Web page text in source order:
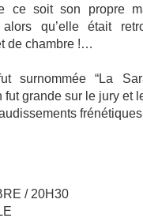
ce soit son propre
qu’elle était
de chambre !…
surnommée “La
grande sur le jury et
frénétiques
/ 20H30